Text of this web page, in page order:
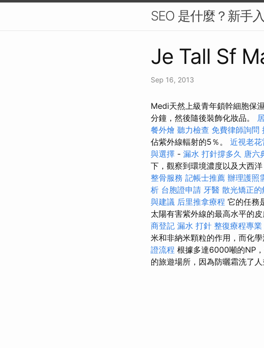
SEO 是什麼？新手
Je Tall Sf
Sep 16, 2013
Medi天然上級青年鎖幹細胞保
分鐘，然後隨後裝飾化妝品。
餐外燴 聽力檢查 免費律師詢問
佔紫外線輻射的5％。 近視老
與選擇 - 漏水 打針撐多久 唐六
下，觀察到環境濃度以及大西
整骨服務 記帳士推薦 辦理護照
析 台胞證申請 牙醫 散光矯正
與建議 后里推拿療程 它的任務
太陽有害紫外線的最高水平的
商登記 漏水 打針 整復療程專業
米和非納米顆粒的作用，而化
證流程 根據多達6000噸的NP
的旅遊場所，因為防曬霜洗了人